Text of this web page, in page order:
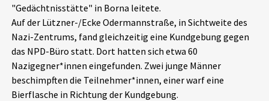
Alle Beiträge
Veranstaltungen
Pressemitteilungen
Podcasts
Über uns
Projektbeschreibung
Kontakt
Unterstützer_innen
"Gedächtnisstätte" in Borna leitete.
Auf der Lützner-/Ecke Odermannstraße, in Sichtweite des
Nazi-Zentrums, fand gleichzeitig eine Kundgebung gegen
das NPD-Büro statt. Dort hatten sich etwa 60
Nazigegner*innen eingefunden. Zwei junge Männer
beschimpften die Teilnehmer*innen, einer warf eine
Bierflasche in Richtung der Kundgebung.